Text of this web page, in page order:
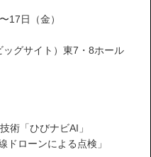
17日（金）
グサイト）東7・8ホール
術「ひびナビAI」
ドローンによる点検」